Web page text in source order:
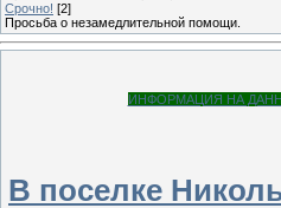
Срочно! [2]
Просьба о незамедлительной помощи.
ИНФОРМАЦИЯ НА
В поселке